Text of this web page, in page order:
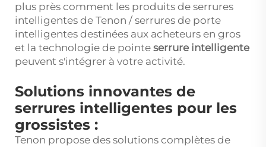
plus près comment les produits de serrures
intelligentes de Tenon / serrures de porte
intelligentes destinées aux acheteurs en gros
et la technologie de pointe serrure intelligente
peuvent s'intégrer à votre activité.
Solutions innovantes de
serrures intelligentes pour les
grossistes :
Tenon propose des solutions complètes de